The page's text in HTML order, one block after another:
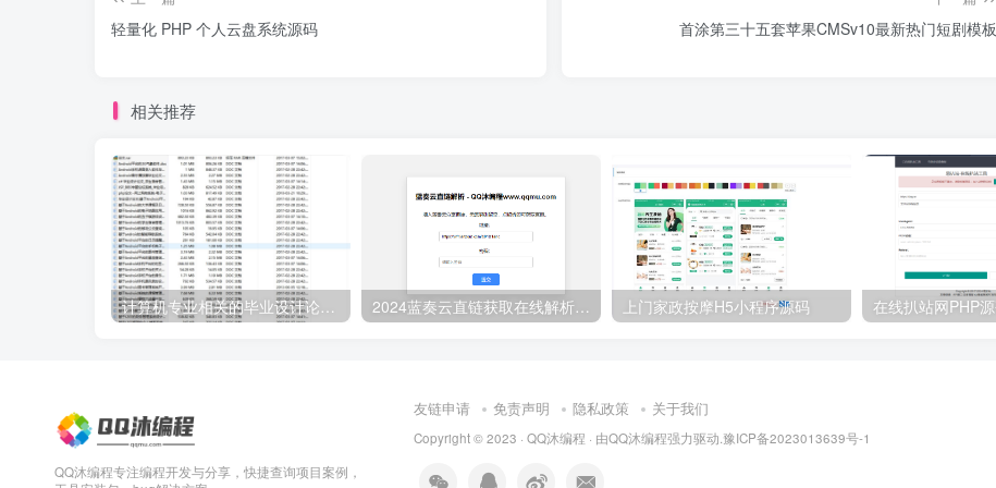
轻量化 PHP 个人云盘系统源码
首涂第三十五套苹果CMSv10最新热门短剧模板
相关推荐
计算机专业相关的毕业设计论文合集免费下载 2024蓝奏云直链获取在线解析网站源码 上门家政按摩H5小程序源码
QQ沐编程专注编程开发与分享，快捷查询项目案例，
友链申请 免责声明 隐私政策 关于我们
Copyright © 2023 · QQ沐编程 · 由QQ沐编程强力驱动.豫ICP备2023013639号-1